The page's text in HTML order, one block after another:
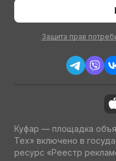
Защита прав
Куфар — площадка
Тех» включено в
ресурс «Реестр